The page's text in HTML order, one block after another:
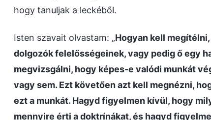
hogy tanuljak a leckéből.
Isten szavait olvastam: „Hogyan kell
dolgozók felelősségeinek, vagy pedig ő egy
megvizsgálni, hogy képes-e valódi munkát
vagy sem. Ezt követően azt kell megnézni,
ezt a munkát. Hagyd figyelmen kívül, hogy
mennyire érti a doktrínákat, és hagyd